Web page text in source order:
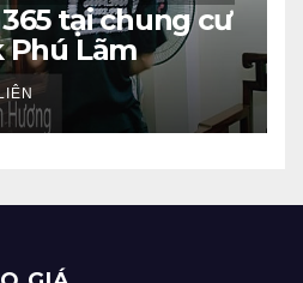
tại chung cư
Phú Lãm